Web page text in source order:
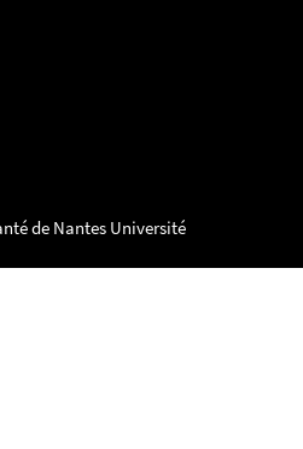
de Nantes Université